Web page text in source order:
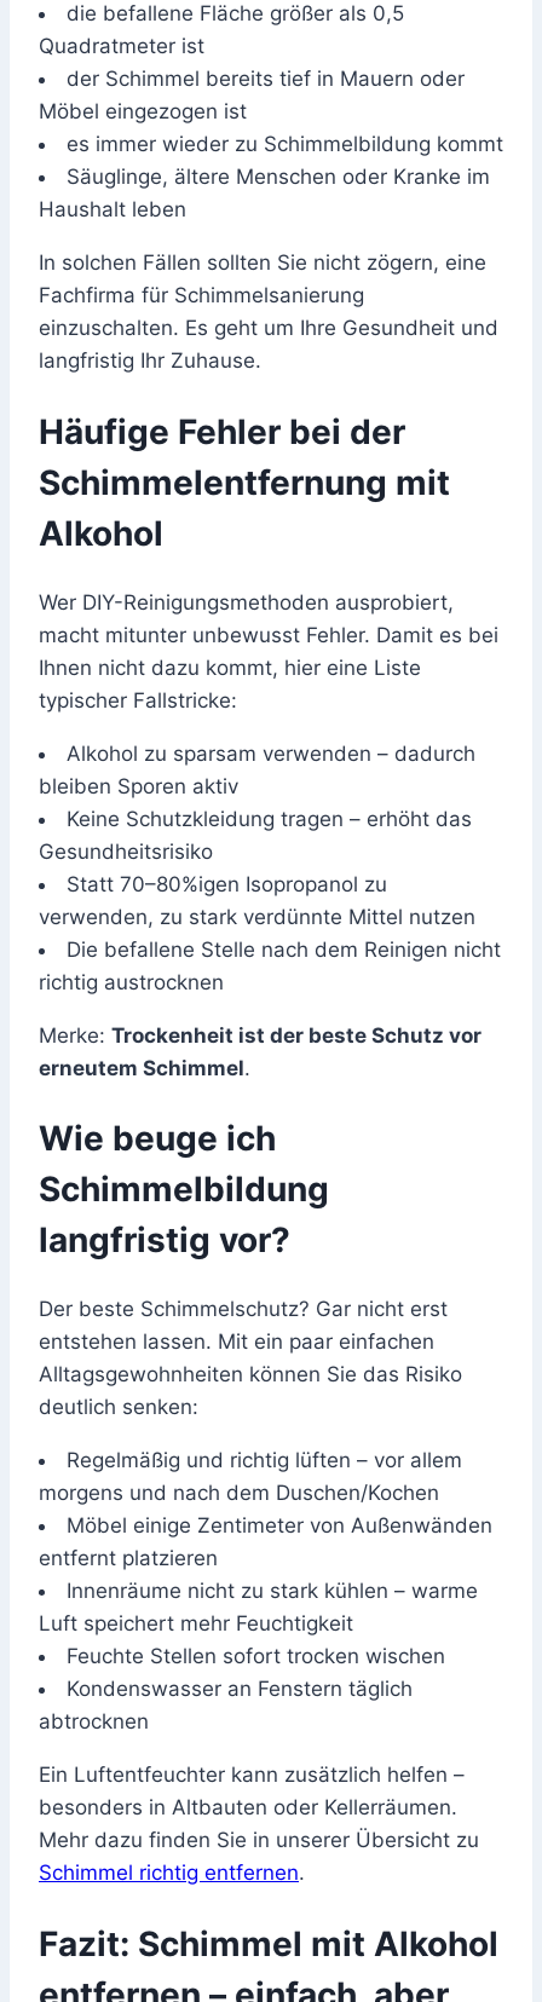
die befallene Fläche größer als 0,5
Quadratmeter ist
der Schimmel bereits tief in Mauern oder
Möbel eingezogen ist
es immer wieder zu Schimmelbildung kommt
Säuglinge, ältere Menschen oder Kranke im
Haushalt leben
In solchen Fällen sollten Sie nicht zögern, eine
Fachfirma für Schimmelsanierung
einzuschalten. Es geht um Ihre Gesundheit und
langfristig Ihr Zuhause.
Häufige Fehler bei der
Schimmelentfernung mit
Alkohol
Wer DIY-Reinigungsmethoden ausprobiert,
macht mitunter unbewusst Fehler. Damit es bei
Ihnen nicht dazu kommt, hier eine Liste
typischer Fallstricke:
Alkohol zu sparsam verwenden – dadurch
bleiben Sporen aktiv
Keine Schutzkleidung tragen – erhöht das
Gesundheitsrisiko
Statt 70–80%igen Isopropanol zu
verwenden, zu stark verdünnte Mittel nutzen
Die befallene Stelle nach dem Reinigen nicht
richtig austrocknen
Merke: Trockenheit ist der beste Schutz vor
erneutem Schimmel.
Wie beuge ich
Schimmelbildung
langfristig vor?
Der beste Schimmelschutz? Gar nicht erst
entstehen lassen. Mit ein paar einfachen
Alltagsgewohnheiten können Sie das Risiko
deutlich senken:
Regelmäßig und richtig lüften – vor allem
morgens und nach dem Duschen/Kochen
Möbel einige Zentimeter von Außenwänden
entfernt platzieren
Innenräume nicht zu stark kühlen – warme
Luft speichert mehr Feuchtigkeit
Feuchte Stellen sofort trocken wischen
Kondenswasser an Fenstern täglich
abtrocknen
Ein Luftentfeuchter kann zusätzlich helfen –
besonders in Altbauten oder Kellerräumen.
Mehr dazu finden Sie in unserer Übersicht zu
Schimmel richtig entfernen.
Fazit: Schimmel mit Alkohol